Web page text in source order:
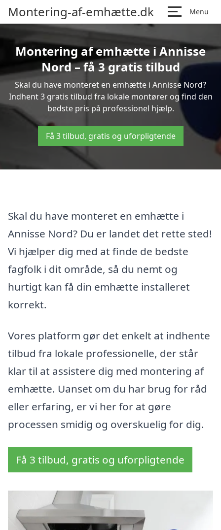
Montering-af-emhætte.dk Menu
Montering af emhætte i Annisse
Nord – få 3 gratis tilbud
Skal du have monteret en emhætte i Annisse Nord?
Indhent 3 gratis tilbud fra lokale montører og find den
bedste pris på professionel hjælp.
Få 3 tilbud, gratis og uforpligtende
Skal du have monteret en emhætte i
Annisse Nord? Du er landet det rette sted!
Vi hjælper dig med at finde de bedste
fagfolk i dit område, så du nemt og
hurtigt kan få din emhætte installeret
korrekt.
Vores platform gør det enkelt at indhente
tilbud fra lokale professionelle, der står
klar til at assistere dig med montering af
emhætte. Uanset om du har brug for råd
eller erfaring, er vi her for at gøre
processen smidig og overskuelig for dig.
Få 3 tilbud, gratis og uforpligtende